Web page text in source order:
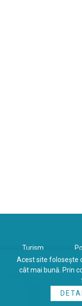
Turism
Copyrights © 2026 All
Acest site folosește
cât mai bună. Prin